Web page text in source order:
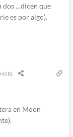
dos …dicen que
es por algo).
esto
en Moon